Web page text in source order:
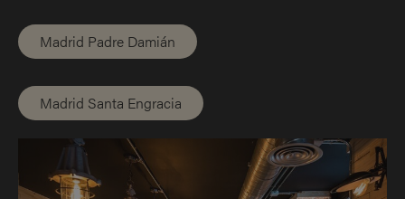
Madrid Padre Damián
Madrid Santa Engracia